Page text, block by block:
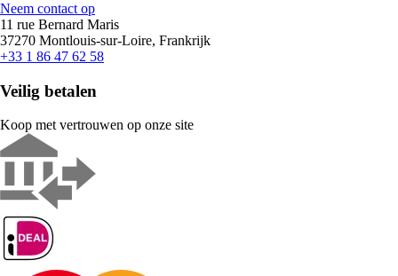
Neem contact op
11 rue Bernard Maris
37270 Montlouis-sur-Loire, Frankrijk
+33 1 86 47 62 58
Veilig betalen
Koop met vertrouwen op onze site